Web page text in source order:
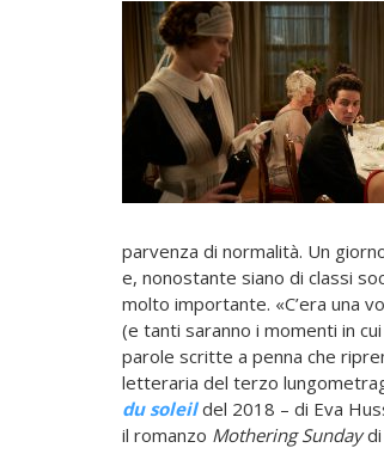
parvenza di normalità. Un
e, nonostante siano di classi
molto importante. «C’era una
(e tanti saranno i momenti in
parole scritte a penna che
letteraria del terzo
du soleildel 2018 – di Eva
il romanzo Mothering Sundaydi